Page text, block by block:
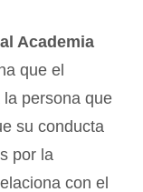
Academia
que el
persona que
su conducta
por la
con el